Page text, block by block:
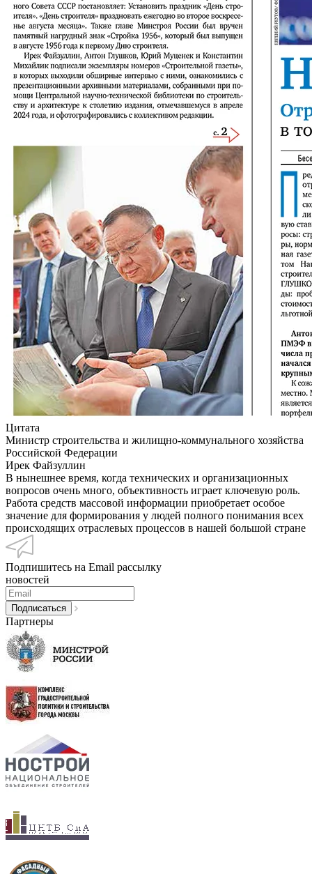
Цитата
Министр строительства и жилищно-коммунального хозяйства
Российской Федерации
Ирек Файзуллин
В нынешнее время, когда технических и организационных
вопросов очень много, объективность играет ключевую роль.
Работа средств массовой информации приобретает особое
значение для формирования у людей полного понимания всех
происходящих отраслевых процессов в нашей большой стране
Подпишитесь на Email рассылку
новостей
Партнеры